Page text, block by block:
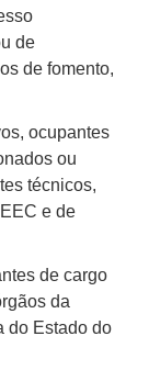
de
de fomento,
ocupantes
ou
técnicos,
e de
de cargo
da
do Estado do